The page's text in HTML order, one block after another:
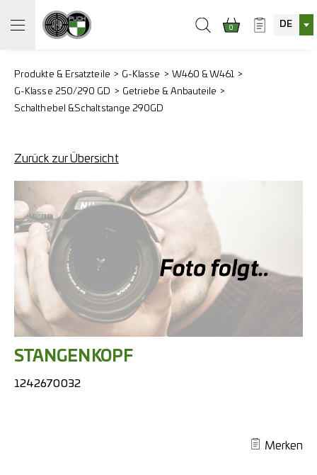
0 DE
Produkte & Ersatzteile G-Klasse
W460 & W461
G-Klasse 250/290 GD
Getriebe & Anbauteile
Schalthebel &Schaltstange 290GD
Zurück zur Übersicht
STANGENKOPF
1242670032
Merken